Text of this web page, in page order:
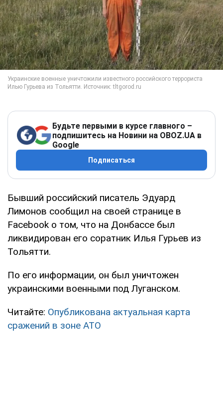
Будьте первыми в курсе главного –
подпишитесь на Новини на OBOZ.UA в
Google
Подписаться
Бывший российский писатель Эдуард
Лимонов сообщил на своей странице в
Facebook о том, что на Донбассе был
ликвидирован его соратник Илья Гурьев из
Тольятти.
По его информации, он был уничтожен
украинскими военными под Луганском.
Читайте: Опубликована актуальная карта
сражений в зоне АТО